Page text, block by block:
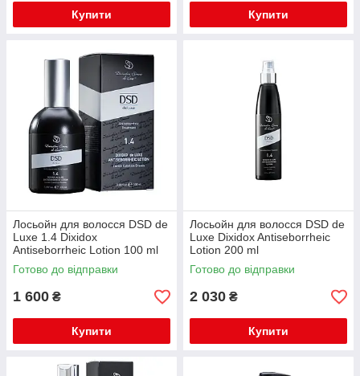
Купити Купити
Лосьойн для волосся DSD de
Luxe 1.4 Dixidox
Antiseborrheic Lotion 100 ml
Готово до відправки
1 600 ₴
Купити
Лосьойн для волосся DSD de
Luxe Dixidox Antiseborrheic
Lotion 200 ml
Готово до відправки
2 030 ₴
Купити